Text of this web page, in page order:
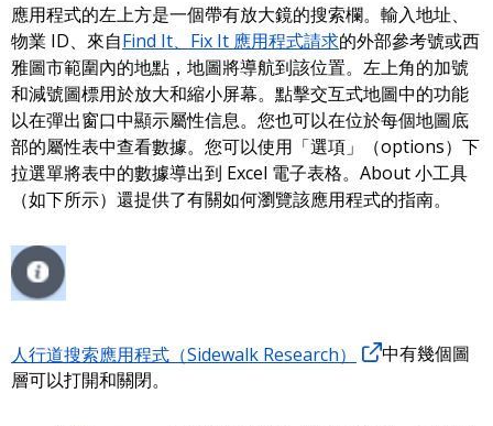
應用程式的左上方是一個帶有放大鏡的搜索欄。輸入地址、
物業 ID、來自Find It、Fix It 應用程式請求的外部參考號或西
雅圖市範圍內的地點，地圖將導航到該位置。左上角的加號
和減號圖標用於放大和縮小屏幕。點擊交互式地圖中的功能
以在彈出窗口中顯示屬性信息。您也可以在位於每個地圖底
部的屬性表中查看數據。您可以使用「選項」（options）下
拉選單將表中的數據導出到 Excel 電子表格。About 小工具
（如下所示）還提供了有關如何瀏覽該應用程式的指南。
人行道搜索應用程式（Sidewalk Research）
中有幾個圖
層可以打開和關閉。